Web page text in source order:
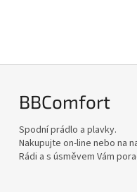
BBComfort
Spodní prádlo a plavky.
Nakupujte on-line nebo na
Rádi a s úsměvem Vám